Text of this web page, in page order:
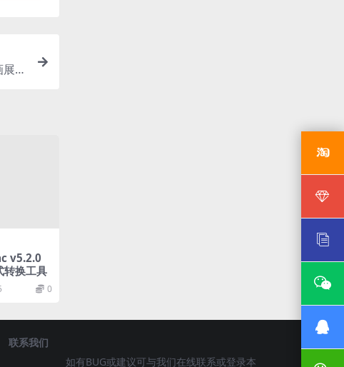
示
v5.2.0
转换工具
0
联系我们
如有BUG或建议可与我们在线联系或登录本